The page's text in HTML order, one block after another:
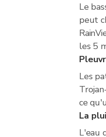
Le
peut
les 5
Les
ce
La
L'eau